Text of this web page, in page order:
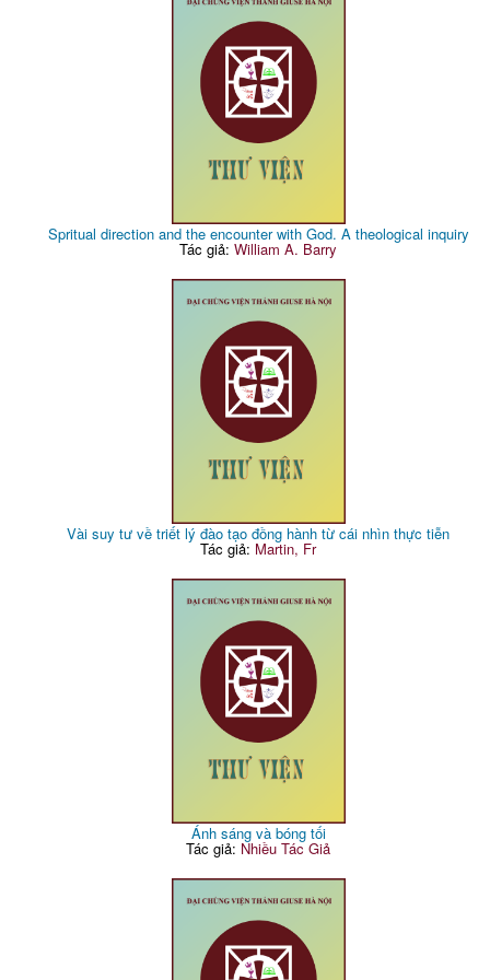
Spritual direction and the encounter with God. A theological inquiry
Tác giả:William A. Barry
Vài suy tư về triết lý đào tạo đồng hành từ cái nhìn thực tiễn
Tác giả: Martin, Fr
Ánh sáng và bóng tối
Tác giả: Nhiều Tác Giả